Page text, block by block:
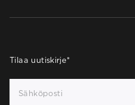
Tilaa uutiskirje*